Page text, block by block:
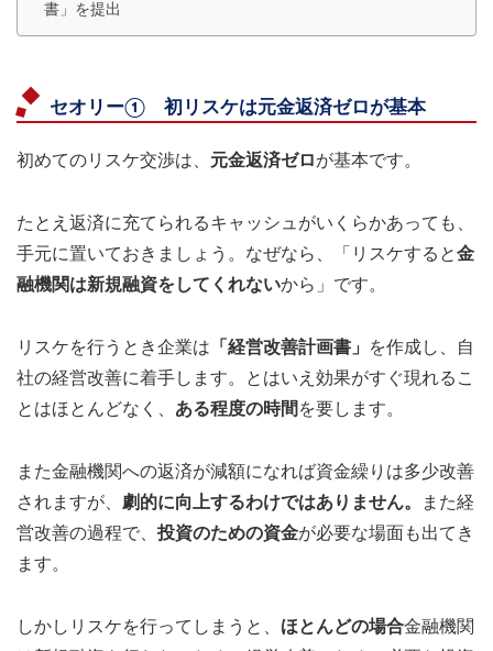
書」を提出
セオリー① 初リスケは元金返済ゼロが基本
初めてのリスケ交渉は、 元金返済ゼロが基本です。
たとえ返済に充てられるキャッシュがいくらかあっても、
手元に置いておきましょう。なぜなら、「リスケすると金
融機関は新規融資をしてくれないから」です。
リスケを行うとき企業は 「経営改善計画書」
を作成し、自
社の経営改善に着手します。とはいえ効果がすぐ現れるこ
とはほとんどなく、 ある程度の時間 を要します。
また金融機関への返済が減額になれば資金繰りは多少改善
されますが、 劇的に向上するわけではありません。
また経
営改善の過程で、 投資のための資金が必要な場面も出てき
ます。
しかしリスケを行ってしまうと、 ほとんどの場合金融機関